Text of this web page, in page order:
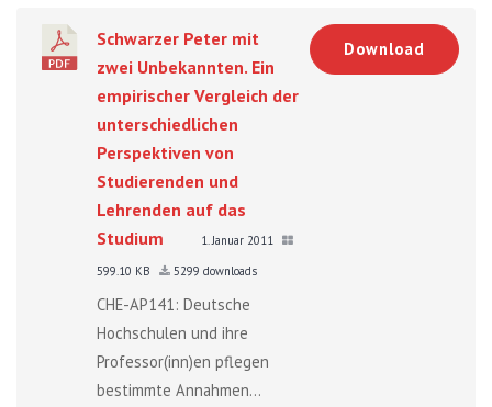
Schwarzer Peter mit
zwei Unbekannten. Ein
empirischer Vergleich der
unterschiedlichen
Perspektiven von
Studierenden und
Lehrenden auf das
Studium
1. Januar 2011
599.10 KB
5299 downloads
CHE-AP141: Deutsche
Hochschulen und ihre
Professor(inn)en pflegen
bestimmte Annahmen...
Download